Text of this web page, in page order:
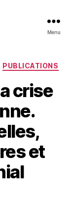
Menu
PUBLICATIONS
crise
et